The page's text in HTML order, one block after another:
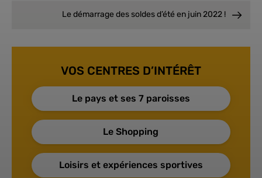
VOS CENTRES D’INTÉRÊT
Le pays et ses 7 paroisses
Le Shopping
Loisirs et expériences sportives
Le démarrage des soldes d’été en juin 2022 !